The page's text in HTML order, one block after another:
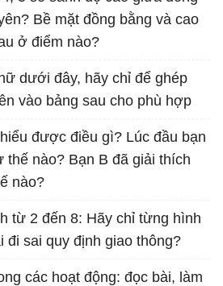
Bề mặt đồng bằng và cao
ở điểm nào?
dưới đây, hãy chỉ để ghép
vào bảng sau cho phù hợp
được điều gì? Lúc đầu bạn
thế nào? Bạn B đã giải thích
nào?
từ 2 đến 8: Hãy chỉ từng hình
đi sai quy định giao thông?
các hoạt động: đọc bài, làm